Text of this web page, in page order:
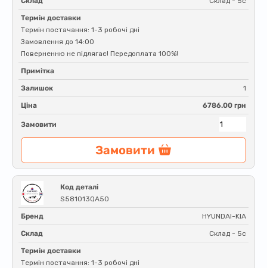
Термін доставки
Термін постачання: 1-3 робочі дні
Замовлення до 14:00
Поверненню не підлягає! Передоплата 100%!
Примітка
Залишок 1
Ціна 6786.00 грн
Замовити
Замовити
Код деталі
S581013QA50
Бренд HYUNDAI-KIA
Склад Склад - 5c
Термін доставки
Термін постачання: 1-3 робочі дні